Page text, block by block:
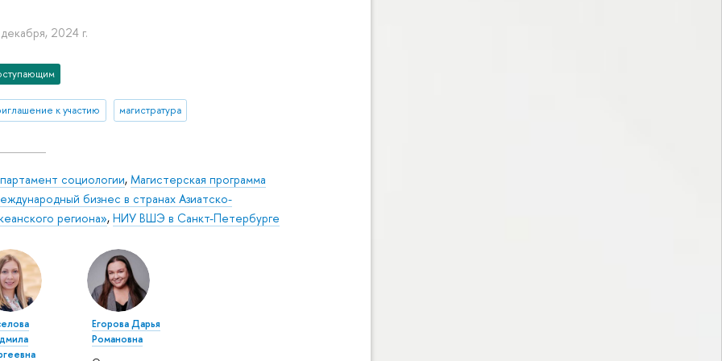
2024 г.
к участию магистратура
социологии, Магистерская программа
бизнес в странах Азиатско-
региона»,НИУ ВШЭ в Санкт-Петербурге
Егорова Дарья
Романовна